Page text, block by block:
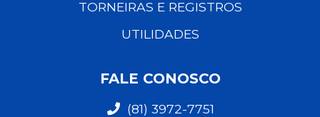
TORNEIRAS E REGISTROS
UTILIDADES
FALE CONOSCO
(81) 3972-7751